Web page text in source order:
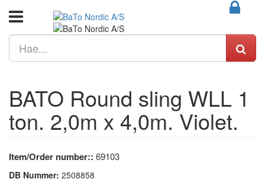
BATO Round sling WLL 1
ton. 2,0m x 4,0m. Violet.
Item/Order number:: 69103
DB Nummer: 2508858